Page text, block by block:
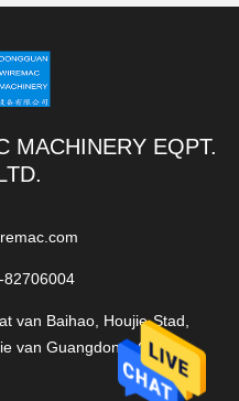
MACHINERY EQPT.
van Baihao, Houjie-Stad,
van Guangdong, China